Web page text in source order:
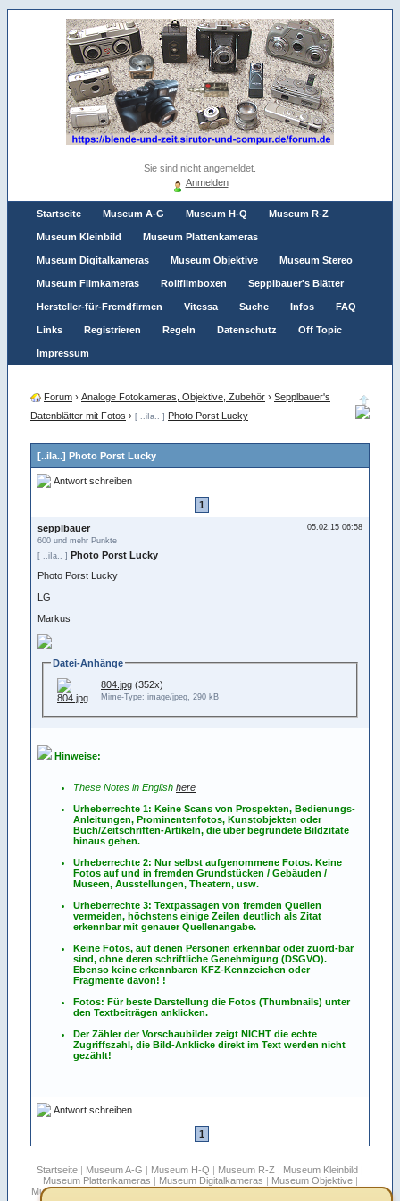
Sie sind nicht angemeldet.
Anmelden
Startseite Museum A-G Museum H-Q Museum R-Z
Museum Kleinbild Museum Plattenkameras
Museum Digitalkameras Museum Objektive Museum Stereo
Museum Filmkameras Rollfilmboxen Sepplbauer's Blätter
Hersteller-für-Fremdfirmen Vitessa Suche Infos FAQ
Links Registrieren Regeln Datenschutz Off Topic
Impressum
Forum › Analoge Fotokameras, Objektive, Zubehör › Sepplbauer's
Datenblätter mit Fotos › [ ..iIa.. ] Photo Porst Lucky
[..iIa..] Photo Porst Lucky
Antwort schreiben
1
05.02.15 06:58
sepplbauer
600 und mehr Punkte
[ ..iIa.. ] Photo Porst Lucky
Photo Porst Lucky
LG
Markus
Datei-Anhänge
804.jpg (352x)
Mime-Type: image/jpeg, 290 kB
Hinweise:
These Notes in English here
Urheberrechte 1: Keine Scans von Prospekten, Bedienungs-
Anleitungen, Prominentenfotos, Kunstobjekten oder
Buch/Zeitschriften-Artikeln, die über begründete Bildzitate
hinaus gehen.
Urheberrechte 2: Nur selbst aufgenommene Fotos. Keine
Fotos auf und in fremden Grundstücken / Gebäuden /
Museen, Ausstellungen, Theatern, usw.
Urheberrechte 3: Textpassagen von fremden Quellen
vermeiden, höchstens einige Zeilen deutlich als Zitat
erkennbar mit genauer Quellenangabe.
Keine Fotos, auf denen Personen erkennbar oder zuord-bar
sind, ohne deren schriftliche Genehmigung (DSGVO).
Ebenso keine erkennbaren KFZ-Kennzeichen oder
Fragmente davon! !
Fotos: Für beste Darstellung die Fotos (Thumbnails) unter
den Textbeiträgen anklicken.
Der Zähler der Vorschaubilder zeigt NICHT die echte
Zugriffszahl, die Bild-Anklicke direkt im Text werden nicht
gezählt!
Antwort schreiben
1
Startseite | Museum A-G | Museum H-Q | Museum R-Z | Museum Kleinbild |
Museum Plattenkameras | Museum Digitalkameras | Museum Objektive|
Museum Stereo|Museum Filmkameras|Rollfilmboxen|Sepplbauer's Blätter|